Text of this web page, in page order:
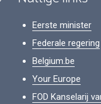
Eerste minister
Federale regering
Belgium.be
Your Europe
FOD Kanselarij